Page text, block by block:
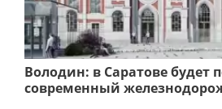
Володин: в Саратове будет
современный